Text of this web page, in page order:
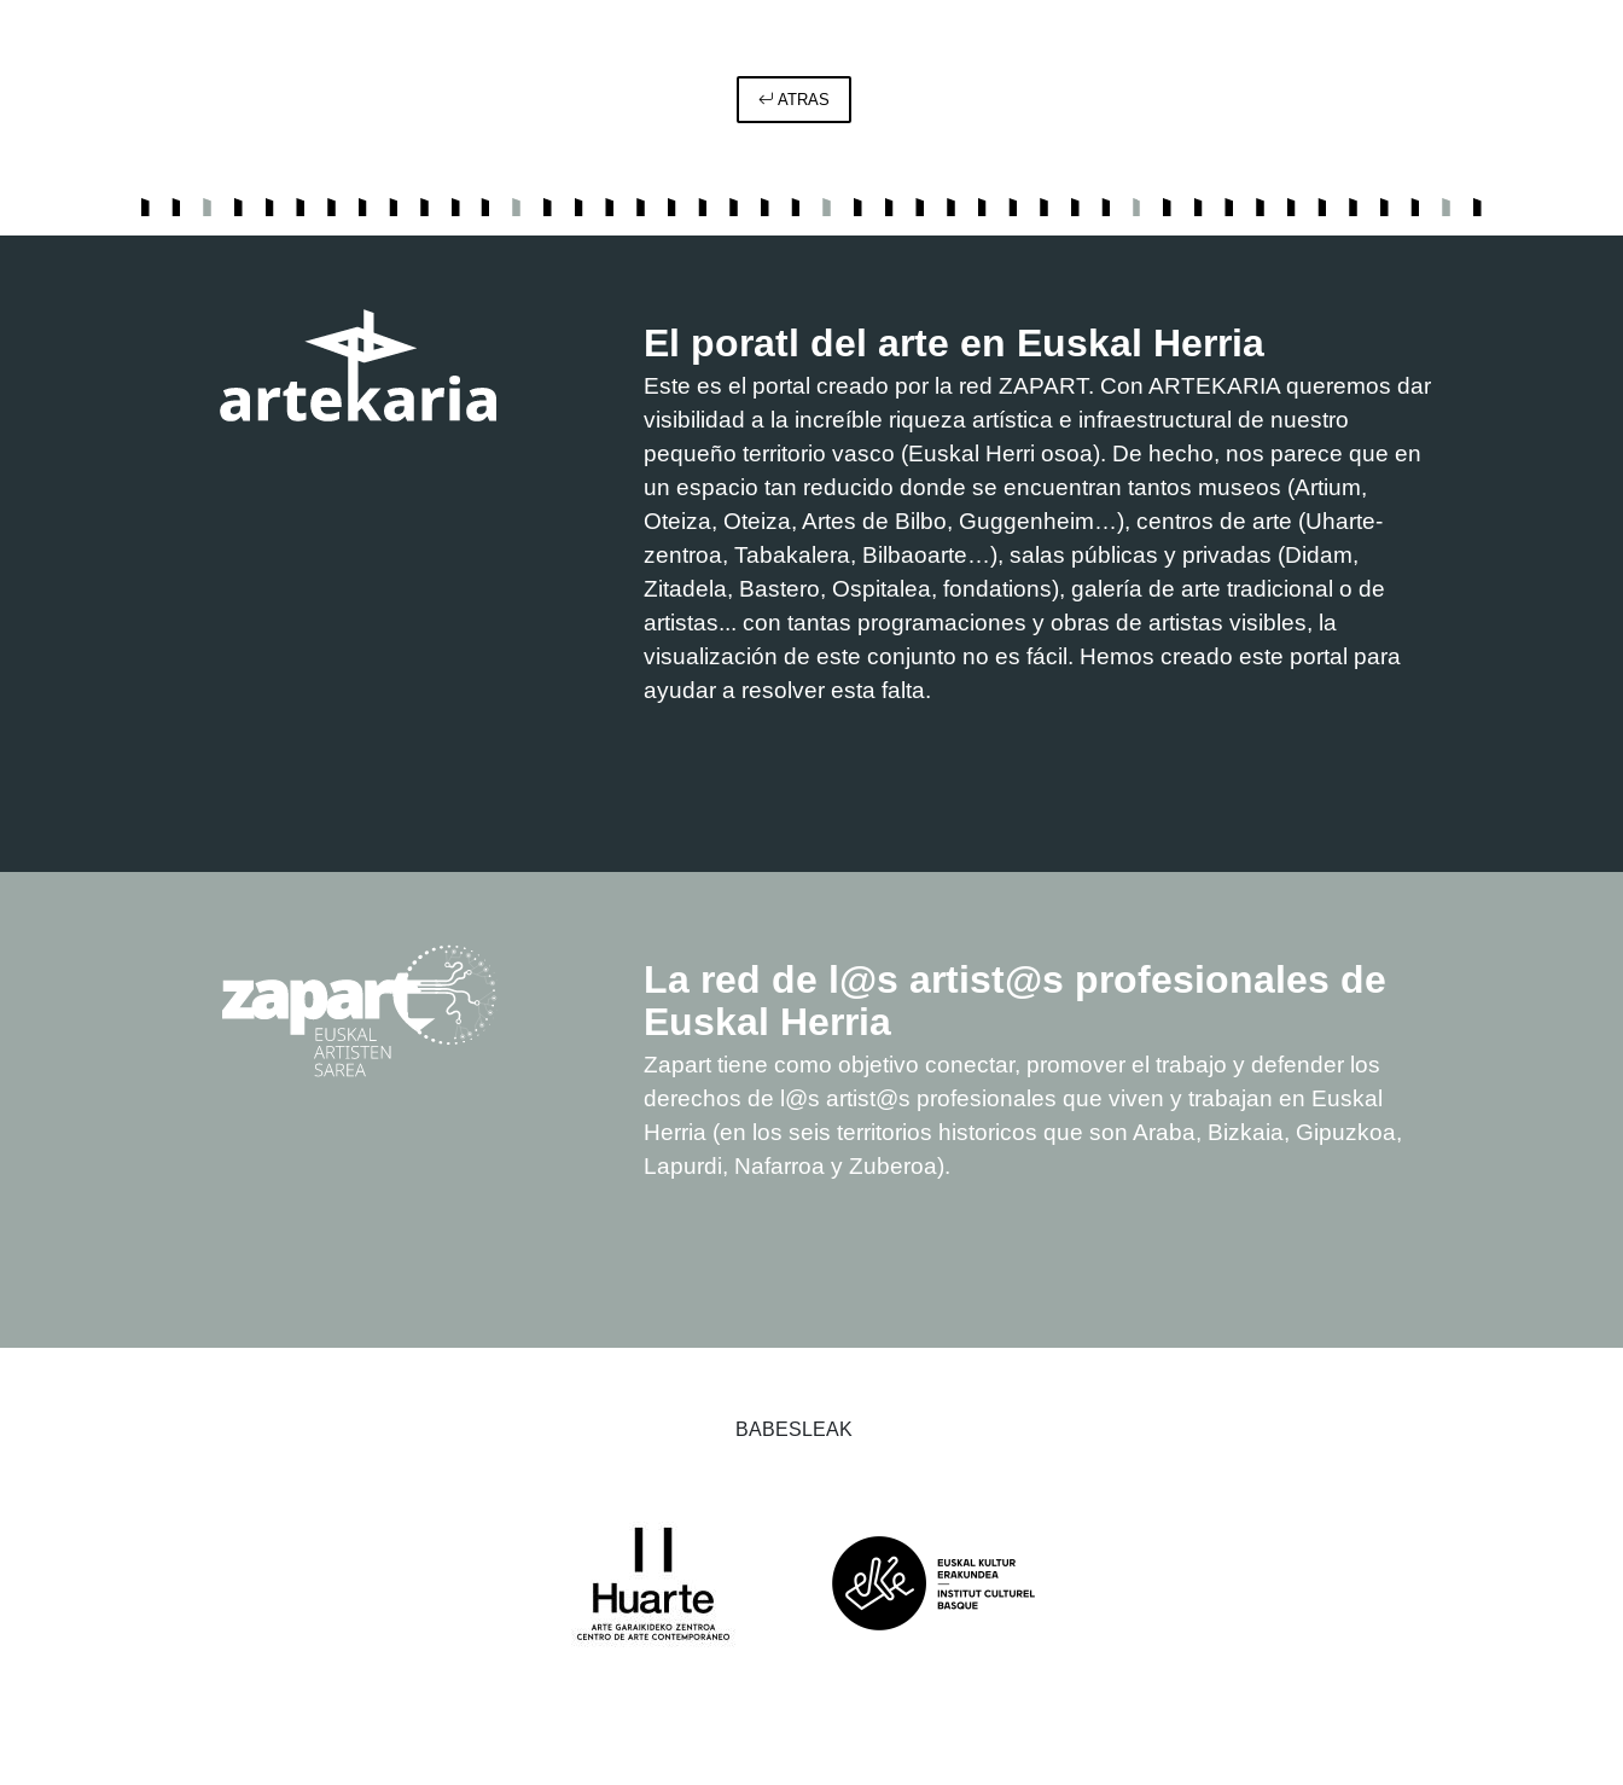
ATRAS
El poratl del arte en Euskal Herria
Este es el portal creado por la red ZAPART. Con ARTEKARIA queremos dar
visibilidad a la increíble riqueza artística e infraestructural de nuestro
pequeño territorio vasco (Euskal Herri osoa). De hecho, nos parece que en
un espacio tan reducido donde se encuentran tantos museos (Artium,
Oteiza, Oteiza, Artes de Bilbo, Guggenheim…), centros de arte (Uharte-
zentroa, Tabakalera, Bilbaoarte…), salas públicas y privadas (Didam,
Zitadela, Bastero, Ospitalea, fondations), galería de arte tradicional o de
artistas... con tantas programaciones y obras de artistas visibles, la
visualización de este conjunto no es fácil. Hemos creado este portal para
ayudar a resolver esta falta.
La red de l@s artist@s profesionales de
Euskal Herria
Zapart tiene como objetivo conectar, promover el trabajo y defender los
derechos de l@s artist@s profesionales que viven y trabajan en Euskal
Herria (en los seis territorios historicos que son Araba, Bizkaia, Gipuzkoa,
Lapurdi, Nafarroa y Zuberoa).
BABESLEAK